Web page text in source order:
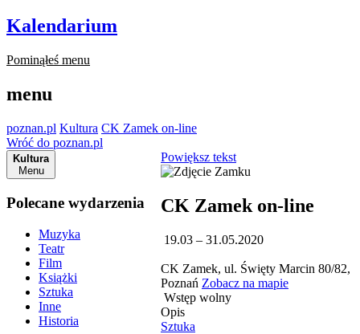
Kalendarium
Pominąłeś menu
menu
poznan.pl Kultura CK Zamek on-line
Wróć do poznan.pl
Kultura
Menu
Polecane wydarzenia
Muzyka
Teatr
Film
Książki
Sztuka
Inne
Historia
Powiększ tekst
CK Zamek on-line
19.03 – 31.05.2020
CK Zamek, ul. Święty Marcin 80/82,
Poznań Zobacz na mapie
Wstęp wolny
Opis
Sztuka